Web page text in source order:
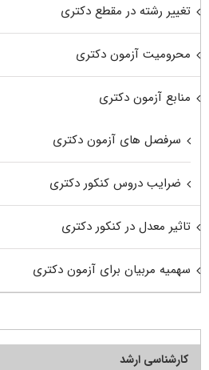
تغییر رشته در مقطع دکتری
محرومیت آزمون دکتری
منابع آزمون دکتری
سرفصل های آزمون دکتری
ضرایب دروس کنکور دکتری
تاثیر معدل در کنکور دکتری
سهمیه مربیان برای آزمون دکتری
کارشناسی ارشد